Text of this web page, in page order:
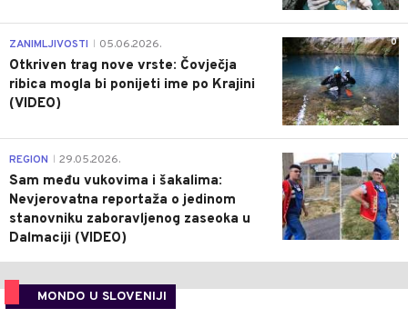
0
ZANIMLJIVOSTI 05.06.2026.
Otkriven trag nove vrste: Čovječja
ribica mogla bi ponijeti ime po Krajini
(VIDEO)
0
REGION 29.05.2026.
Sam među vukovima i šakalima:
Nevjerovatna reportaža o jedinom
stanovniku zaboravljenog zaseoka u
Dalmaciji (VIDEO)
MONDO U SLOVENIJI